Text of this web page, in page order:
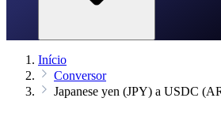
Início
Conversor
Japanese yen (JPY) a USDC